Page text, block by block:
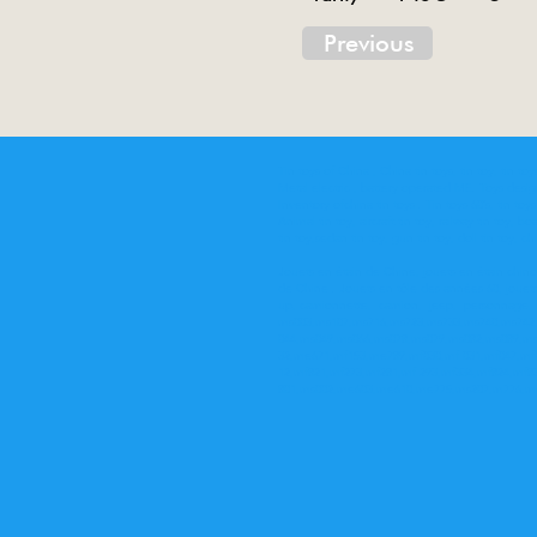
Previous
Tin toys of China , China tin toys, tin toy, tin
Inventory ofchina tin toys . Tin toys 60’s, tin
Animal tin toy, aircraft tin toy, railway tin toy,
tin toy,sedan tin toy, gun tin toy, doll tin toy,
Jouets en étain de Chine, jouets en étain
de Chine . Jouets en tôle des années 60,
up, camionnette, camion, jeep,
32,me671,mf153,me789,mf030,mf
12,mf821,mf273,mf281,mf